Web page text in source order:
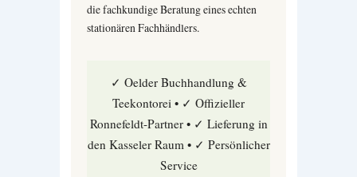
die fachkundige Beratung eines echten
stationären Fachhändlers.
✓ Oelder Buchhandlung &
Teekontorei • ✓ Offizieller
Ronnefeldt-Partner • ✓ Lieferung in
den Kasseler Raum • ✓ Persönlicher
Service